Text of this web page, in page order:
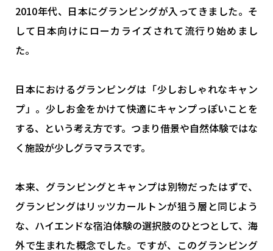
2010年代、日本にグランピングが入ってきました。そ
して日本向けにローカライズされて流行り始めまし
た。
日本におけるグランピングは「少しおしゃれなキャン
プ」。少しお金をかけて快適にキャンプっぽいことを
する、という考え方です。つまり借景や自然体験ではな
く施設が少しグラマラスです。
本来、グランピングとキャンプは別物だったはずで、
グランピングはリッツカールトンが狙う層と同じよう
な、ハイエンドな宿泊体験の選択肢のひとつとして、海
外で生まれた概念でした。ですが、このグランピング